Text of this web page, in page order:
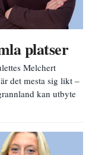
platser
Melchert
det mesta sig likt –
kan utbyte